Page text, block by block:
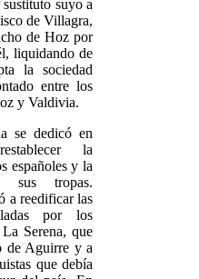
suyo a
de Villagra,
de Hoz por
liquidando de
la sociedad
entre los
y Valdivia.
se dedicó en
la
españoles y la
sus tropas.
a reedificar las
por los
Serena, que
de Aguirre y a
que debía